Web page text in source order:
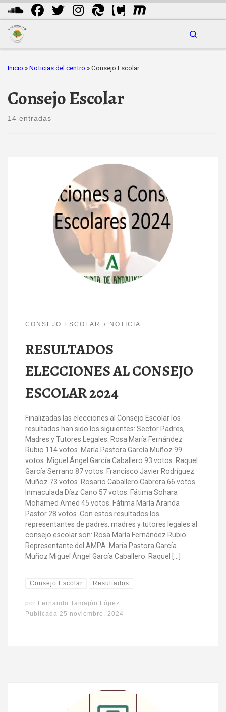
Saltar al contenido
Search
Inicio » Noticias del centro » Consejo Escolar
Consejo Escolar
14 entradas
CONSEJO ESCOLAR NOTICIA
RESULTADOS
ELECCIONES AL CONSEJO
ESCOLAR 2024
Finalizadas las elecciones al Consejo Escolar los
resultados han sido los siguientes: Sector Padres,
Madres y Tutores Legales. Rosa María Fernández
Rubio 114 votos. María Pastora García Muñoz 99
votos. Miguel Ángel García Caballero 93 votos. Raquel
García Serrano 87 votos. Francisco Javier Rodríguez
Muñoz 73 votos. Rosario Caballero Cabrera 66 votos.
Inmaculada Díaz Cano 57 votos. Fátima Sohara
Mohamed Amed 45 votos. Fátima María Aranda
Pastor 28 votos. Con estos resultados los
representantes de padres, madres y tutores legales al
consejo escolar son: Rosa María Fernández Rubio.
Representante del AMPA. María Pastora García
Muñoz Miguel Ángel García Caballero. Raquel […]
Consejo Escolar Resultados
por Fernando Tamajón López
Publicada 25 noviembre, 2024